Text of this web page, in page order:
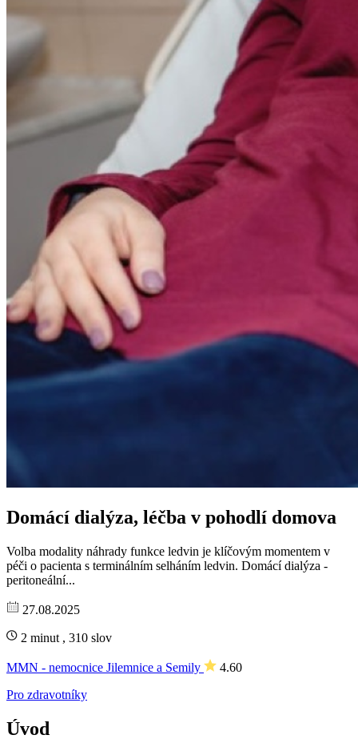
Domácí dialýza, léčba v pohodlí domova
Volba modality náhrady funkce ledvin je klíčovým momentem v
péči o pacienta s terminálním selháním ledvin. Domácí dialýza -
peritoneální...
27.08.2025
2 minut , 310 slov
MMN - nemocnice Jilemnice a Semily
4.60
Pro zdravotníky
Úvod